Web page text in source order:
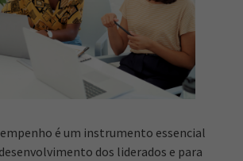
é um instrumento essencial
dos liderados e para